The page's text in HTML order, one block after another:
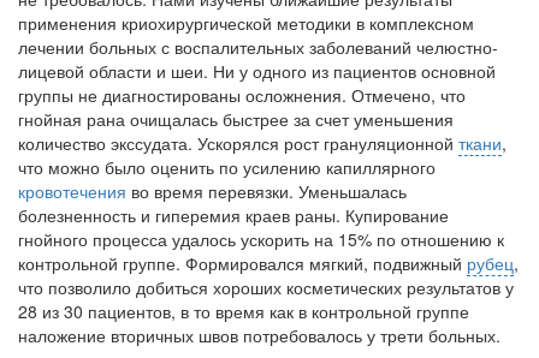
применения криохирургической методики в комплексном
лечении больных с воспалительных заболеваний челюстно-
лицевой области и шеи. Ни у одного из пациентов основной
группы не диагностированы осложнения. Отмечено, что
гнойная рана очищалась быстрее за счет уменьшения
количество экссудата. Ускорялся рост грануляционной ткани,
что можно было оценить по усилению капиллярного
кровотечения во время перевязки. Уменьшалась
болезненность и гиперемия краев раны. Купирование
гнойного процесса удалось ускорить на 15% по отношению к
контрольной группе. Формировался мягкий, подвижный рубец,
что позволило добиться хороших косметических результатов у
28 из 30 пациентов, в то время как в контрольной группе
наложение вторичных швов потребовалось у трети больных.